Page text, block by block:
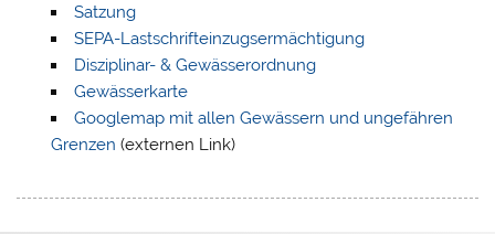
Satzung
SEPA-Lastschrifteinzugsermächtigung
Disziplinar- & Gewässerordnung
Gewässerkarte
Googlemap mit allen Gewässern und ungefähren
Grenzen (externen Link)